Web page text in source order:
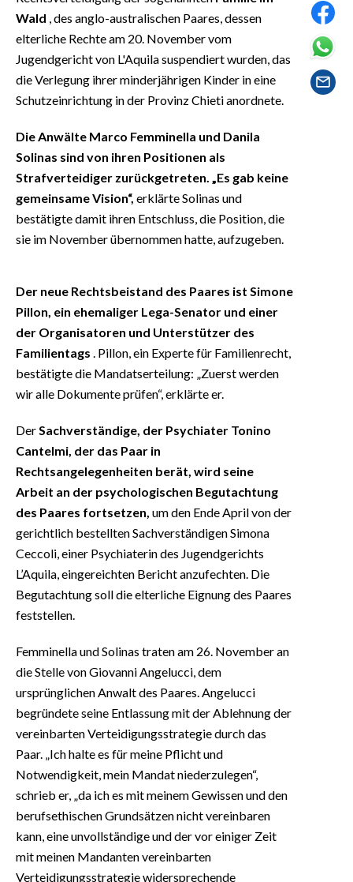
INFO AZIENDE
ABBONATI
ANNUNCI
SPIAGGE
STORE
Wald , des anglo-australischen Paares, dessen
elterliche Rechte am 20. November vom
Jugendgericht von L'Aquila suspendiert wurden, das
die Verlegung ihrer minderjährigen Kinder in eine
Schutzeinrichtung in der Provinz Chieti anordnete.
Die Anwälte Marco Femminella und Danila
Solinas sind von ihren Positionen als
Strafverteidiger zurückgetreten. „Es gab keine
gemeinsame Vision“, erklärte Solinas und
bestätigte damit ihren Entschluss, die Position, die
sie im November übernommen hatte, aufzugeben.
Der neue Rechtsbeistand des Paares ist Simone
Pillon, ein ehemaliger Lega-Senator und einer
der Organisatoren und Unterstützer des
Familientags . Pillon, ein Experte für Familienrecht,
bestätigte die Mandatserteilung: „Zuerst werden
wir alle Dokumente prüfen“, erklärte er.
Der Sachverständige, der Psychiater Tonino
Cantelmi, der das Paar in
Rechtsangelegenheiten berät, wird seine
Arbeit an der psychologischen Begutachtung
des Paares fortsetzen, um den Ende April von der
gerichtlich bestellten Sachverständigen Simona
Ceccoli, einer Psychiaterin des Jugendgerichts
L’Aquila, eingereichten Bericht anzufechten. Die
Begutachtung soll die elterliche Eignung des Paares
feststellen.
Femminella und Solinas traten am 26. November an
die Stelle von Giovanni Angelucci, dem
ursprünglichen Anwalt des Paares. Angelucci
begründete seine Entlassung mit der Ablehnung der
vereinbarten Verteidigungsstrategie durch das
Paar. „Ich halte es für meine Pflicht und
Notwendigkeit, mein Mandat niederzulegen“,
schrieb er, „da ich es mit meinem Gewissen und den
berufsethischen Grundsätzen nicht vereinbaren
kann, eine unvollständige und der vor einiger Zeit
mit meinen Mandanten vereinbarten
Verteidigungsstrategie widersprechende